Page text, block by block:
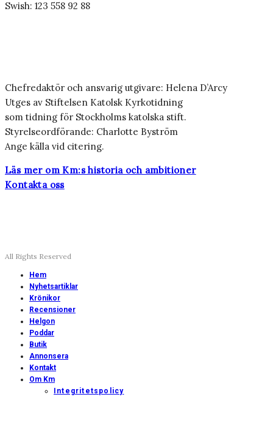
Swish: 123 558 92 88
Chefredaktör och ansvarig utgivare: Helena D’Arcy
Utges av Stiftelsen Katolsk Kyrkotidning
som tidning för Stockholms katolska stift.
Styrelseordförande: Charlotte Byström
Ange källa vid citering.
Läs mer om Km:s historia och ambitioner
Kontakta oss
All Rights Reserved
Hem
Nyhetsartiklar
Krönikor
Recensioner
Helgon
Poddar
Butik
Annonsera
Kontakt
Om Km
Integritetspolicy